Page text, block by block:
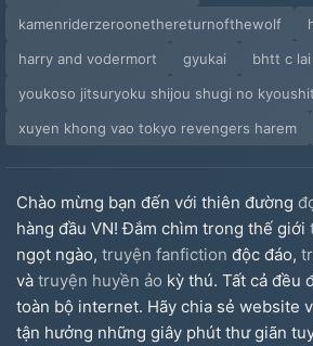
kamenriderzeroonethereturnofthewolf
harry and vodermort
gyukai bhtt c
youkoso jitsuryoku shijou shugi no
xuyen khong vao tokyo revengers harem
Chào mừng bạn đến với thiên đường
hàng đầu VN! Đắm chìm trong thế giới
ngọt ngào, truyện fanfiction độc đáo,
và truyện huyền ảo kỳ thú. Tất cả đều
toàn bộ internet. Hãy chia sẻ website
tận hưởng những giây phút thư giãn